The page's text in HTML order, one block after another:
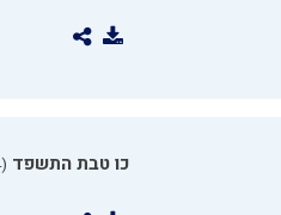
כו טבת התשפד (07.01.2024)